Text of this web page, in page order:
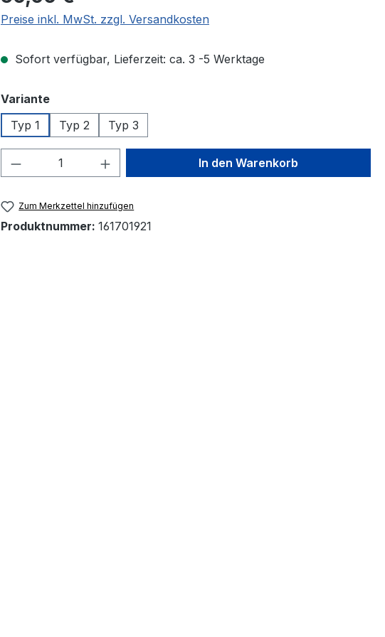
Preise inkl. MwSt. zzgl. Versandkosten
Sofort verfügbar, Lieferzeit: ca. 3 -5 Werktage
Varianteauswählen
Typ 1
Typ 2 Typ 3
Produkt Anzahl: Gib den gewünschten Wert
In den Warenkorb
Zum Merkzettel hinzufügen
Produktnummer: 161701921